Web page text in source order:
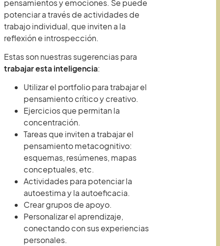
pensamientos y emociones. Se puede
potenciar a través de actividades de
trabajo individual, que inviten a la
reflexión e introspección.
Estas son nuestras sugerencias para
trabajar esta inteligencia:
Utilizar el portfolio para trabajar el
pensamiento crítico y creativo.
Ejercicios que permitan la
concentración.
Tareas que inviten a trabajar el
pensamiento metacognitivo:
esquemas, resúmenes, mapas
conceptuales, etc.
Actividades para potenciar la
autoestima y la autoeficacia.
Crear grupos de apoyo.
Personalizar el aprendizaje,
conectando con sus experiencias
personales.